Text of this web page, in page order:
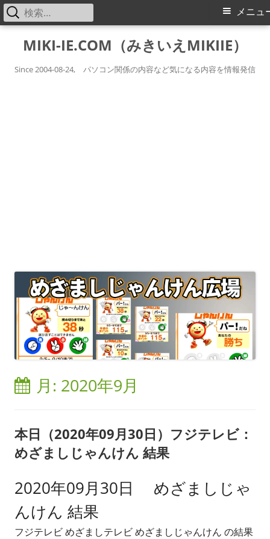
MIKI-IE.COM（みきいえMIKIIE）
Since 2004-08-24, パソコン関係の内容など気になる内容を情報発信
メ
メニュ
検
索:
月: 2020年9月
本日（2020年09月30日）フジテレビ：
めざましじゃんけん 結果
2020年09月30日 めざましじゃ
んけん 結果
フジテレビ めざましテレビ めざましじゃんけん の結果